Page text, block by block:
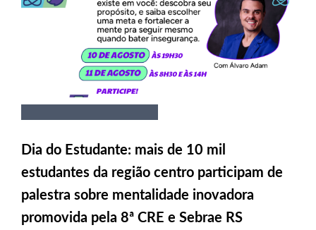
Dia do Estudante: mais de 10 mil
estudantes da região centro participam de
palestra sobre mentalidade inovadora
promovida pela 8ª CRE e Sebrae RS